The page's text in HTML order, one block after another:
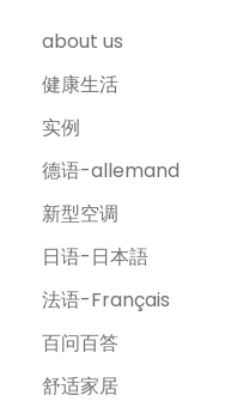
about us
健康生活
实例
德语-allemand
新型空调
日语-日本語
法语-Français
百问百答
舒适家居